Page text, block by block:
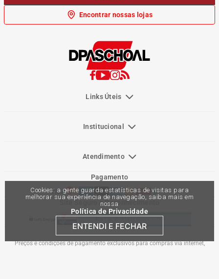
Cookies: a gente guarda estatísticas de visitas para
melhorar sua experiência de navegação, saiba mais em
nossa
Política de Privacidade
ENTENDI E FECHAR
Encontrar nossas lojas
Links Úteis
Institucional
Atendimento
Pagamento
Site Seguro e Reconhecimento
Preços e condições de pagamento exclusivos para compras via internet,